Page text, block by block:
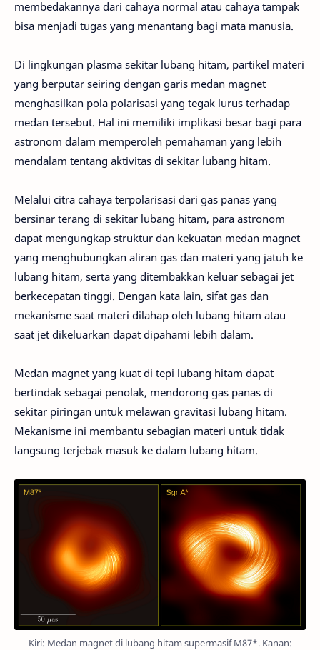
membedakannya dari cahaya normal atau cahaya tampak
bisa menjadi tugas yang menantang bagi mata manusia.
Di lingkungan plasma sekitar lubang hitam, partikel materi
yang berputar seiring dengan garis medan magnet
menghasilkan pola polarisasi yang tegak lurus terhadap
medan tersebut. Hal ini memiliki implikasi besar bagi para
astronom dalam memperoleh pemahaman yang lebih
mendalam tentang aktivitas di sekitar lubang hitam.
Melalui citra cahaya terpolarisasi dari gas panas yang
bersinar terang di sekitar lubang hitam, para astronom
dapat mengungkap struktur dan kekuatan medan magnet
yang menghubungkan aliran gas dan materi yang jatuh ke
lubang hitam, serta yang ditembakkan keluar sebagai jet
berkecepatan tinggi. Dengan kata lain, sifat gas dan
mekanisme saat materi dilahap oleh lubang hitam atau
saat jet dikeluarkan dapat dipahami lebih dalam.
Medan magnet yang kuat di tepi lubang hitam dapat
bertindak sebagai penolak, mendorong gas panas di
sekitar piringan untuk melawan gravitasi lubang hitam.
Mekanisme ini membantu sebagian materi untuk tidak
langsung terjebak masuk ke dalam lubang hitam.
Kiri: Medan magnet di lubang hitam supermasif M87*. Kanan: